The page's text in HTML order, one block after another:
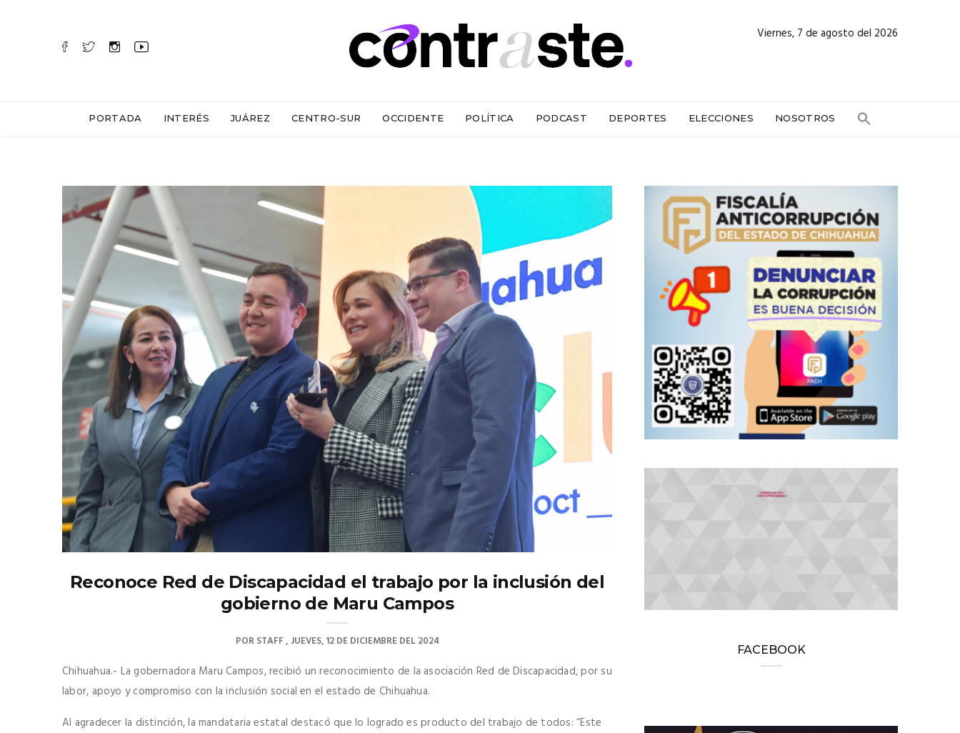
Viernes, 7 de agosto del 2026
PORTADA INTERÉS JUÁREZ CENTRO-SUR OCCIDENTE POLÍTICA PODCAST DEPORTES ELECCIONES NOSOTROS
Reconoce Red de Discapacidad el trabajo por la inclusión del
gobierno de Maru Campos
PORSTAFF JUEVES, 12 DE DICIEMBRE DEL 2024
Chihuahua.- La gobernadora Maru Campos, recibió un reconocimiento de la asociación Red de Discapacidad, por su
labor, apoyo y compromiso con la inclusión social en el estado de Chihuahua.
Al agradecer la distinción, la mandataria estatal destacó que lo logrado es producto del trabajo de todos: “Este
FACEBOOK